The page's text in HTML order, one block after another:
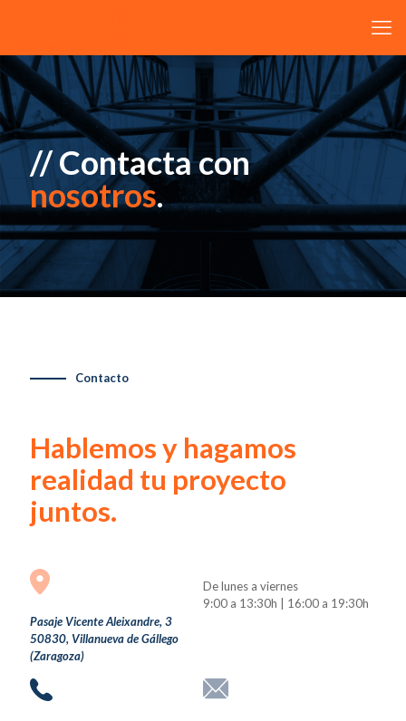
// Contacta con
nosotros.
Contacto
Hablemos y hagamos
realidad tu proyecto
juntos.
Pasaje Vicente Aleixandre, 3
50830, Villanueva de Gállego
(Zaragoza)
De lunes a viernes
9:00 a 13:30h | 16:00 a 19:30h